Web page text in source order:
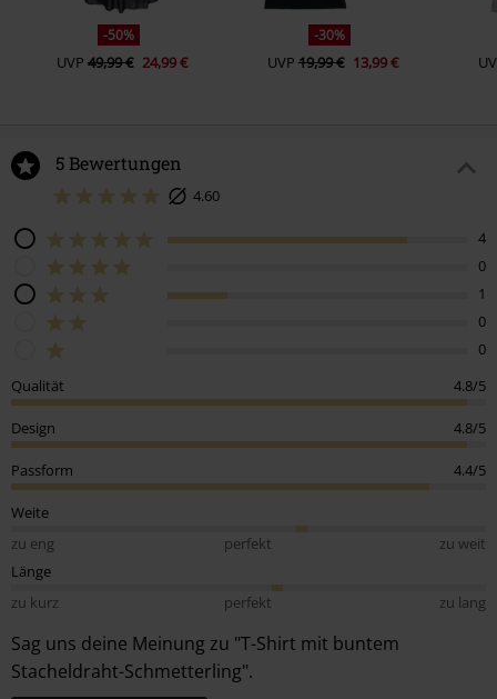
-50%
UVP 49,99 € 24,99 €
-30%
UVP 19,99 € 13,99 €
5 Bewertungen
4.60
4
0
1
0
0
Qualität
4.8/5
Design 4.8/5
Passform 4.4/5
Weite
zu eng
perfekt
zu weit
Länge
zu kurz
perfekt zu lang
Sag uns deine Meinung zu "T-Shirt mit buntem
Stacheldraht-Schmetterling".